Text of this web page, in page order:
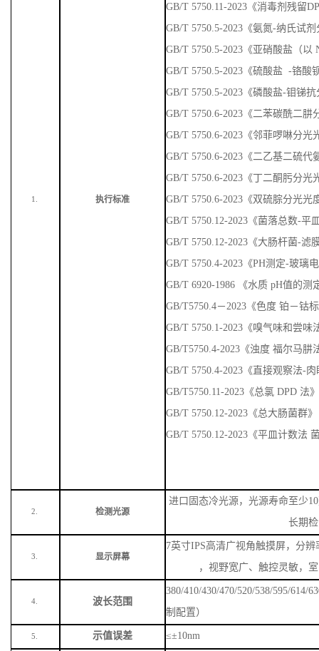
1. 执行标准
GB/T 5750.11-2023《消毒剂残留
GB/T 5750.5-2023《氨氮-纳氏试
GB/T 5750.5-2023《亚硝酸盐（
GB/T 5750.5-2023《硫酸盐 -铬酸
GB/T 5750.5-2023《磷酸盐-钼锑
GB/T 5750.6-2023《二苯碳酰二
GB/T 5750.6-2023《邻菲啰啉分光
GB/T 5750.6-2023《二乙基二硫
GB/T 5750.6-2023《丁二酮肟分光
GB/T 5750.6-2023《双硫腙分光光
GB/T 5750.12-2023《菌落总数-平
GB/T 5750.12-2023《大肠杆菌-滤
GB/T 5750.4-2023《PH测定-玻璃
GB/T 6920-1986 《水质 pH值的测
GB/T5750.4－2023《色度 铂－钴
GB/T 5750.1-2023《嗅气味和尝味
GB/T5750.4-2023《浊度 福尔马肼
GB/T 5750.4-2023《直接观察法-
GB/T5750.11-2023《总氯 DPD 法
GB/T 5750.12-2023《总大肠菌群》
GB/T 5750.12-2023《平皿计数法
2. 检测光源
进口固态冷光源，光源寿命至少
长期
3. 显示屏幕
7英寸IPS高清广视角触摸屏，分
，视野宽广、触控灵敏，
4. 波长范围
380/410/430/470/520/538/595/614/
制配置）
5. 示值误差 ≤±10nm